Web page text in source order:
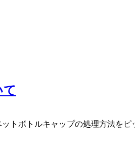
トボトルキャップの処理方法を